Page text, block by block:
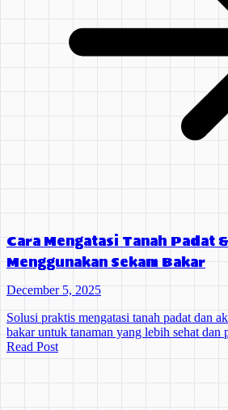
Cara Mengatasi Tanah Padat
Menggunakan Sekam Bakar
December 5, 2025
Solusi praktis mengatasi tanah padat dan
bakar untuk tanaman yang lebih sehat dan
Read Post